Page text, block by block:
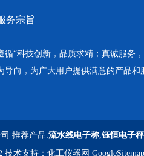
务宗旨
循“科技创新，品质求精；真诚服务
导向，为广大用户提供满意的产品和
推荐产品:流水线电子称,钰恒电子秤
技术支持： 化工仪器网 GoogleSitemap